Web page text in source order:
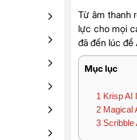
Từ âm thanh
lực cho mọi
đã đến lúc để
Mục lục
1 Krisp AI
2 Magical
3 Scribble